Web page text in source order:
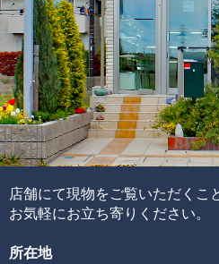
この他にも細かい評価ポイント
けて6つの評価ポイントを基に
れらを合算することで品質を見
ブレスレットの品質階級は、ブ
各ビーズの品質水準の高さと品
す。
通常、半貴石には上記のような
することが出来ません。
めには、それぞれの石の一番下
店舗にて現物をご覧いただくこ
お気軽にお立ち寄りください。
所在地